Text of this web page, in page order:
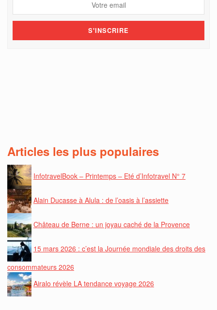
Articles les plus populaires
InfotravelBook – Printemps – Eté d’Infotravel N° 7
Alain Ducasse à Alula : de l’oasis à l’assiette
Château de Berne : un joyau caché de la Provence
15 mars 2026 : c’est la Journée mondiale des droits des
consommateurs 2026
Airalo révèle LA tendance voyage 2026